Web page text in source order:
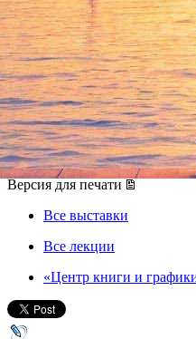
Сокровища
покажут в
«Буддизм.ru»
09 января 2014, четверг-19
Версия для печати
Все выставки
Все лекции
«Центр книги и